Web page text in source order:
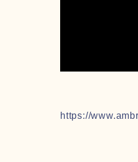
https://